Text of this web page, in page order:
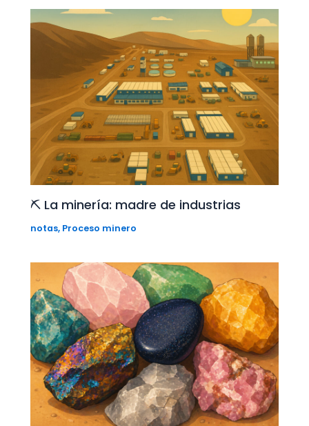
⛏️ La minería: madre de industrias
notas, Proceso minero